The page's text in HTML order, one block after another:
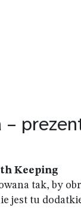
Keeping
tak, by
jest tu